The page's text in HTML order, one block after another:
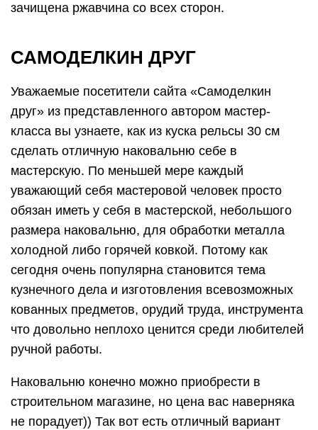
зачищена ржавчина со всех сторон.
САМОДЕЛКИН ДРУГ
Уважаемые посетители сайта «Самоделкин
друг» из представленного автором мастер-
класса вы узнаете, как из куска рельсы 30 см
сделать отличную наковальню себе в
мастерскую. По меньшей мере каждый
уважающий себя мастеровой человек просто
обязан иметь у себя в мастерской, небольшого
размера наковальню, для обработки металла
холодной либо горячей ковкой. Потому как
сегодня очень популярна становится тема
кузнечного дела и изготовления всевозможных
кованных предметов, орудий труда, инструмента
что довольно неплохо ценится среди любителей
ручной работы.
Наковальню конечно можно приобрести в
строительном магазине, но цена вас наверняка
не порадует)) Так вот есть отличный вариант